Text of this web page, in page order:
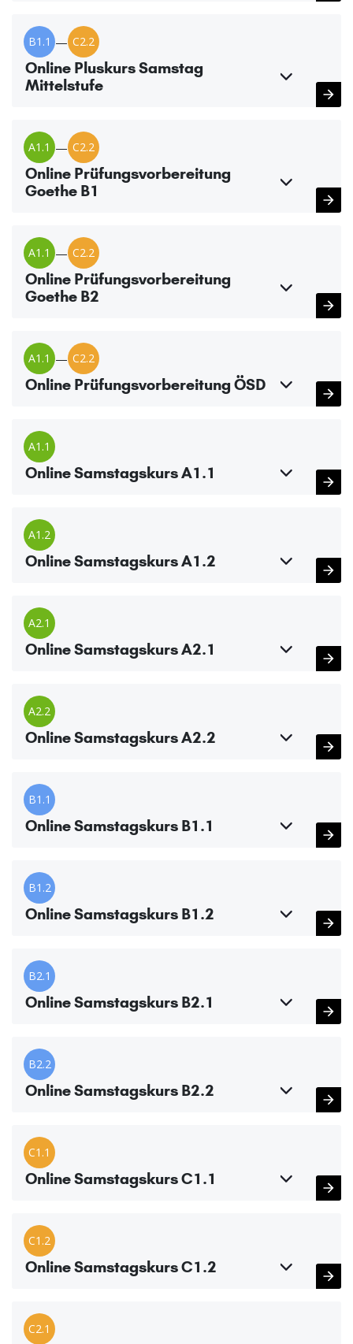
B1.1 — C2.2
Online Pluskurs Samstag
Mittelstufe
A1.1 — C2.2
Online Prüfungsvorbereitung
Goethe B1
A1.1 — C2.2
Online Prüfungsvorbereitung
Goethe B2
A1.1 — C2.2
Online Prüfungsvorbereitung ÖSD
A1.1
Online Samstagskurs A1.1
A1.2
Online Samstagskurs A1.2
A2.1
Online Samstagskurs A2.1
A2.2
Online Samstagskurs A2.2
B1.1
Online Samstagskurs B1.1
B1.2
Online Samstagskurs B1.2
B2.1
Online Samstagskurs B2.1
B2.2
Online Samstagskurs B2.2
C1.1
Online Samstagskurs C1.1
C1.2
Online Samstagskurs C1.2
C2.1